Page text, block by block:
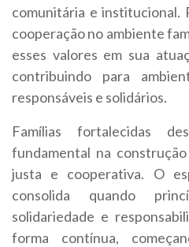
comunitária e institucional.
cooperação no ambiente
esses valores em sua
contribuindo para
responsáveis e solidários.
Famílias fortalecidas
fundamental na
justa e cooperativa. O
consolida quando
solidariedade e
forma contínua,